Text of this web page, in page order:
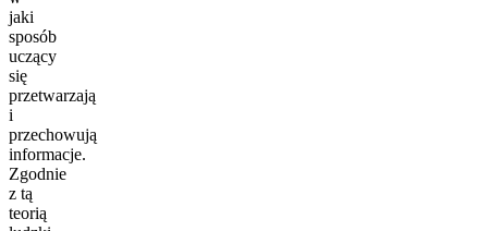
jaki
sposób
uczący
się
przetwarzają
i
przechowują
informacje.
Zgodnie
z tą
teorią